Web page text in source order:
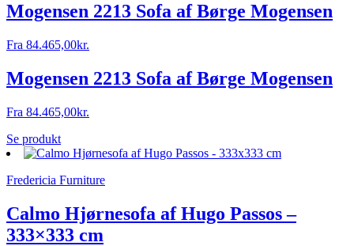
Mogensen 2213 Sofa af Børge Mogensen
Fra 84.465,00kr.
Mogensen 2213 Sofa af Børge Mogensen
Fra 84.465,00kr.
Se produkt
Fredericia Furniture
Calmo Hjørnesofa af Hugo Passos –
333×333 cm